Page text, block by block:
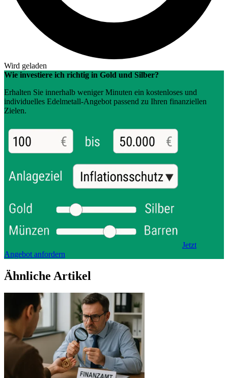
Wird geladen
Wie investiere ich richtig in Gold und Silber?
Erhalten Sie innerhalb weniger Minuten ein kostenloses und
individuelles Edelmetall-Angebot passend zu Ihren finanziellen
Zielen.
Jetzt
Angebot anfordern
Ähnliche Artikel